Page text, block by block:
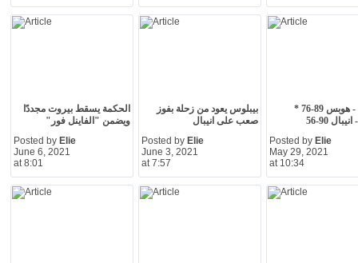
الحكمة يسقط بيروت مجددًا
ويضمن "الفاينل فور"
Posted by Elie
June 6, 2021
at 8:01
بيبلوس يعود من زحلة بفوز
صعب على انيبال
Posted by Elie
June 3, 2021
at 7:57
الحكمة - هوبس 89-76 *
90-56
Posted by Elie
May 29, 2021
at 10:34